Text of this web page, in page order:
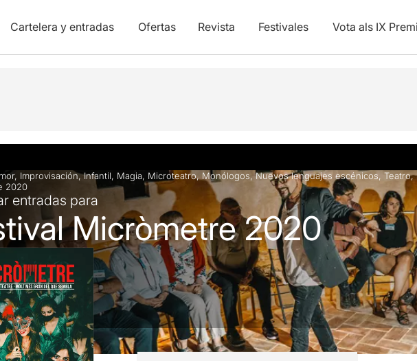
Cartelera y entradas Ofertas Revista Festivales Vota als IX
Ficha artística Fotos y vídeos Artículos
, Improvisación,Infantil, Magia, Microteatro, Monólogos,Nuevos lenguajes escénicos, Teatro,
2020
entradas para
Micròmetre 2020